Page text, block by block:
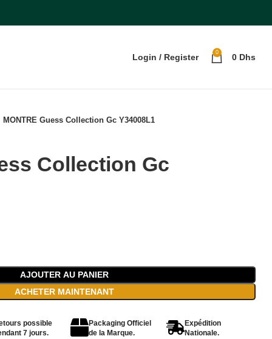
Login / Register 0 0 Dhs
MONTRE Guess Collection Gc Y34008L1
Collection Gc
AJOUTER AU PANIER
ACHETER MAINTENANT
possible
7 jours.
Packaging Officiel
de la Marque.
Expédition
Nationale.